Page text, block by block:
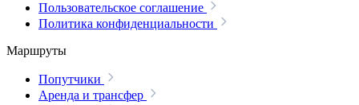
Пользовательское соглашение
Политика конфиденциальности
Маршруты
Попутчики
Аренда и трансфер